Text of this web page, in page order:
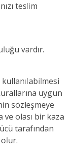
teslim
vardır.
kullanılabilmesi
uygun
sözleşmeye
ve olası bir kaza
tarafından